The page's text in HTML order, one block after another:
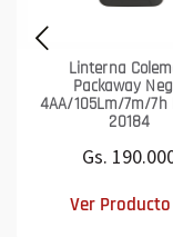
Linterna
Packaway
4AA/105Lm/7m/
20184
Gs.
Ver Producto